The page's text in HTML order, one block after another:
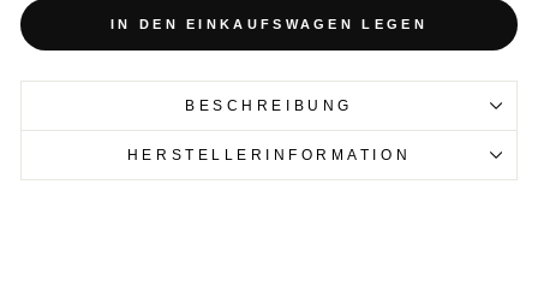
IN DEN EINKAUFSWAGEN LEGEN
BESCHREIBUNG
HERSTELLERINFORMATION